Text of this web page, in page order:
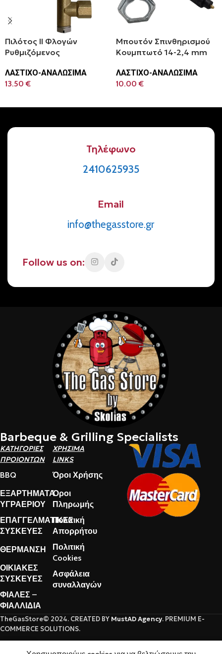
Πιλότος ΙΙ Φλογών
Ρυθμιζόμενος
ΛΑΣΤΙΧΟ-ΑΝΑΛΩΣΙΜΑ
13.50€
Μπουτόν Σπινθηρισμού
Κουμπτωτό 14-2,4 mm
ΛΑΣΤΙΧΟ-ΑΝΑΛΩΣΙΜΑ
10.00€
Τηλέφωνο
2410625935
Email
info@thegasstore.gr
Follow us on:
Barbeque & Grilling Specialists
ΚΑΤΗΓΟΡΙΕΣ
ΠΡΟΙΟΝΤΩΝ
BBQ
ΕΞΑΡΤΗΜΑΤΑ
ΥΓΡΑΕΡΙΟΥ
ΕΠΑΓΓΕΛΜΑΤΙΚΕΣ
ΣΥΣΚΕΥΕΣ
ΘΕΡΜΑΝΣΗ
ΟΙΚΙΑΚΕΣ
ΣΥΣΚΕΥΕΣ
ΦΙΑΛΕΣ –
ΦΙΑΛΛΙΔΙΑ
ΧΡΗΣΙΜΑ
LINKS
Όροι Χρήσης
Όροι
Πληρωμής
Πολιτική
Απορρήτου
Πολιτική
Cookies
Ασφάλεια
συναλλαγών
TheGasStore© 2024. CREATED BY MustAD Agency. PREMIUM E-
COMMERCE SOLUTIONS.